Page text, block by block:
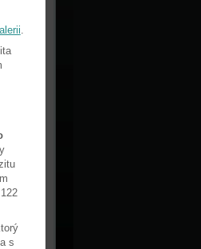
.
s